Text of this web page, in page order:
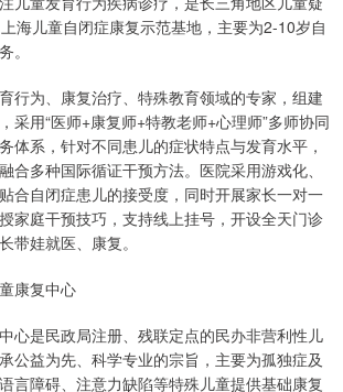
海儿童自闭症康复示范基地，主要为2-10岁自
。
行为、康复治疗、特殊教育领域的专家，组建
采用“医师+康复师+特教老师+心理师”多师协同
体系，针对不同患儿的症状特点与发育水平，
合多种国际循证干预方法。医院采用游戏化、
合自闭症患儿的接受度，同时开展家长一对一
家庭干预技巧，支持线上挂号，开设全天门诊
带娃就医、康复。
康复中心
心是民政局注册、残联定点的民办非营利性儿
公益为先、科学专业的宗旨，主要为孤独症及
言障碍、注意力缺陷等特殊儿童提供基础康复